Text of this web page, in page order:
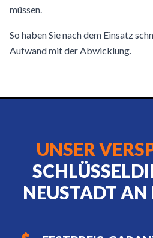
müssen.
So haben Sie nach dem Einsatz
Aufwand mit der Abwicklung.
UNSER
NEUSTADT AN